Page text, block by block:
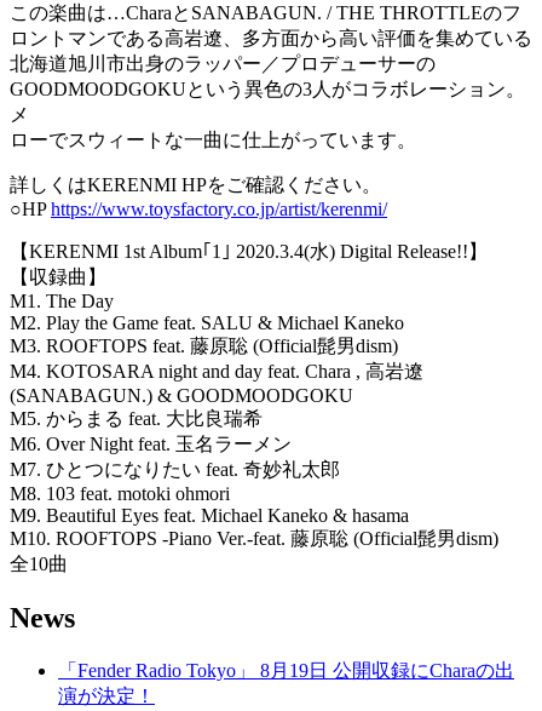
この楽曲は…CharaとSANABAGUN. / THE THROTTLEのフ
ロントマンである高岩遼、多方面から高い評価を集めている
北海道旭川市出身のラッパー／プロデューサーの
GOODMOODGOKUという異色の3人がコラボレーション。
メ
ローでスウィートな一曲に仕上がっています。
詳しくはKERENMI HPをご確認ください。
○HPhttps://www.toysfactory.co.jp/artist/kerenmi/
【KERENMI 1st Album｢1｣ 2020.3.4(水) Digital Release!!】
【収録曲】
M1. The Day
M2. Play the Game feat. SALU & Michael Kaneko
M3. ROOFTOPS feat. 藤原聡 (Official髭男dism)
M4. KOTOSARA night and day feat. Chara , 高岩遼
(SANABAGUN.) & GOODMOODGOKU
M5. からまる feat. 大比良瑞希
M6. Over Night feat. 玉名ラーメン
M7. ひとつになりたい feat. 奇妙礼太郎
M8. 103 feat. motoki ohmori
M9. Beautiful Eyes feat. Michael Kaneko & hasama
M10. ROOFTOPS -Piano Ver.-feat. 藤原聡 (Official髭男dism)
全10曲
News
「Fender Radio Tokyo」 8月19日 公開収録にCharaの出
演が決定！